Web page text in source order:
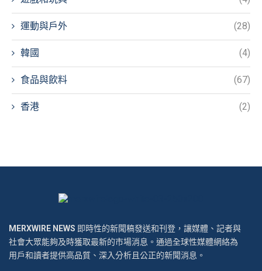
運動與戶外 (28)
韓國 (4)
食品與飲料 (67)
香港 (2)
MERXWIRE NEWS 即時性的新聞稿發送和刊登，讓媒體、記者與
社會大眾能夠及時獲取最新的市場消息。通過全球性媒體網絡為
用戶和讀者提供高品質、深入分析且公正的新聞消息。